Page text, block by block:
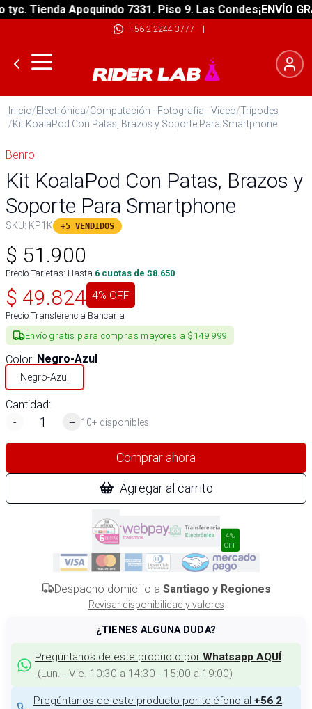
Tienda Apoquindo 7331. Piso 9. Las Condes¡ENVÍO
+56 2 2244 3777 |
Inicio/Electrónica/Computación - Fotografía - Video/Trípodes
/Kit KoalaPod Con Patas, Brazos y Soporte Para Smartphone
Benro
Kit KoalaPod Con Patas, Brazos y
Soporte Para Smartphone
SKU: KP1K +5 VENDIDOS
$ 51.900
Precio Tarjetas: Hasta 6 cuotas de $8.650
$ 49.824 4% OFF
Precio Transferencia Bancaria
Envío gratis para compras mayores a $149.999
Color: Negro-Azul
Negro-Azul
Cantidad:
-
+ 10+ disponibles
Comprar ahora
Agregar al carrito
4%
OFF
Despacho domicilio a Santiago y Regiones
Revisar disponibilidad y valores
¿TIENES ALGUNA DUDA?
Pregúntanos de este producto por Whatsapp AQUÍ
(Lun. - Vie. 10:30 a 14:30 - 15:00 a 19:00)
Pregúntanos de este producto por teléfono al +56 2